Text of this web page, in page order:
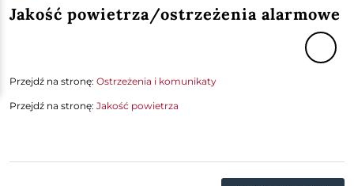
Jakość powietrza/ostrzeżenia alarmowe
Przejdź na stronę:Ostrzeżenia i komunikaty
Przejdź na stronę:Jakość powietrza